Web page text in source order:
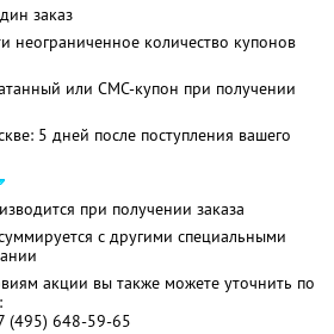
заказ
неограниченное количество купонов
или СМС-купон при получении
5 дней после поступления вашего
при получении заказа
с другими специальными
акции вы также можете уточнить по
(495) 648-59-65